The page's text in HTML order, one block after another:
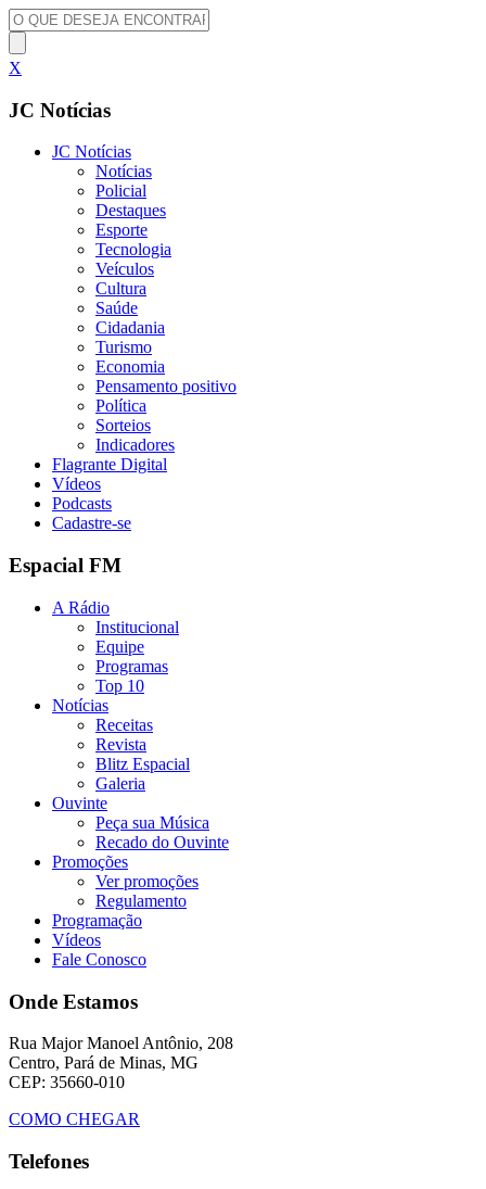
X
JC Notícias
JC Notícias
Notícias
Policial
Destaques
Esporte
Tecnologia
Veículos
Cultura
Saúde
Cidadania
Turismo
Economia
Pensamento positivo
Política
Sorteios
Indicadores
Flagrante Digital
Vídeos
Podcasts
Cadastre-se
Espacial FM
A Rádio
Institucional
Equipe
Programas
Top 10
Notícias
Receitas
Revista
Blitz Espacial
Galeria
Ouvinte
Peça sua Música
Recado do Ouvinte
Promoções
Ver promoções
Regulamento
Programação
Vídeos
Fale Conosco
Onde Estamos
Rua Major Manoel Antônio, 208
Centro, Pará de Minas, MG
CEP: 35660-010
COMO CHEGAR
Telefones